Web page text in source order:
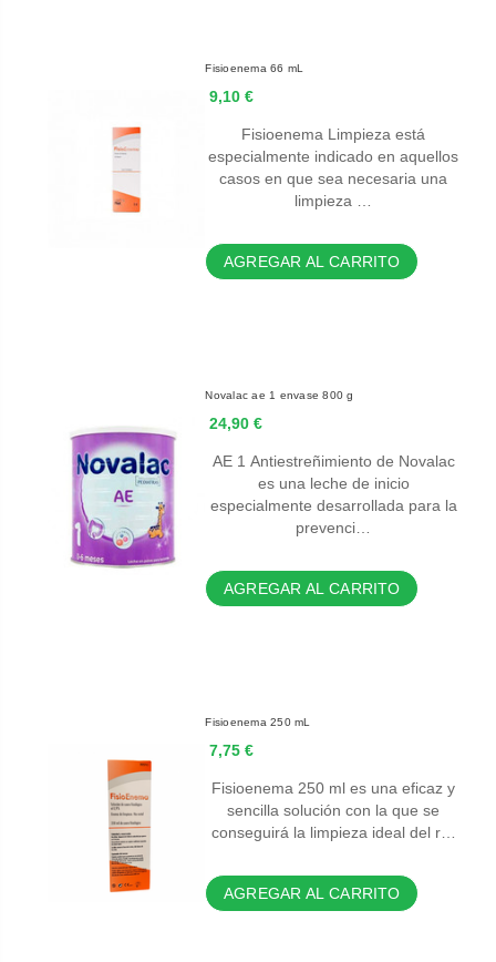
Fisioenema 66 mL
9,10 €
Fisioenema Limpieza está
especialmente indicado en aquellos
casos en que sea necesaria una
limpieza …
AGREGAR AL CARRITO
Novalac ae 1 envase 800 g
24,90 €
AE 1 Antiestreñimiento de Novalac
es una leche de inicio
especialmente desarrollada para la
prevenci…
AGREGAR AL CARRITO
Fisioenema 250 mL
7,75 €
Fisioenema 250 ml es una eficaz y
sencilla solución con la que se
conseguirá la limpieza ideal del r…
AGREGAR AL CARRITO